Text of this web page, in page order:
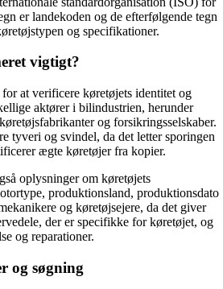
er landekoden og de efterfølgende tegn
og specifikationer.
vigtigt?
at verificere køretøjets identitet og
aktører i bilindustrien, herunder
og forsikringsselskaber.
tyveri og svindel, da det letter sporingen
ægte køretøjer fra kopier.
oplysninger om køretøjets
produktionsland, produktionsdato
og køretøjsejere, da det giver
der er specifikke for køretøjet, og
og reparationer.
og søgning